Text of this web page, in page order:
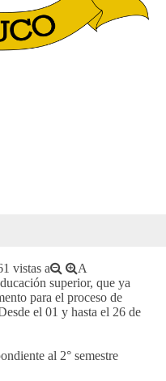
vistas a
A
superior, que ya
para el proceso de
el 01 y hasta el 26 de
al 2° semestre